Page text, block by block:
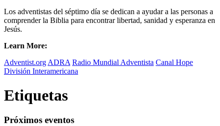
Los adventistas del séptimo día se dedican a ayudar a las personas a
comprender la Biblia para encontrar libertad, sanidad y esperanza en
Jesús.
Learn More:
Adventist.org ADRA Radio Mundial Adventista Canal Hope
División Interamericana
Etiquetas
Próximos eventos